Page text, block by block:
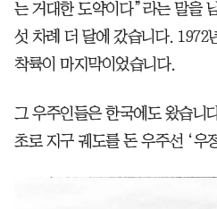
는 거대한 도약이다”라는 말을
섯 차례 더 달에 갔습니다. 1972
착륙이 마지막이었습니다.
그 우주인들은 한국에도 왔습니
초로 지구 궤도를 돈 우주선 ‘우